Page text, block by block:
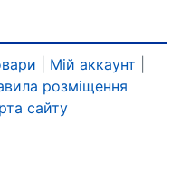
Мій аккаунт
розміщення
сайту